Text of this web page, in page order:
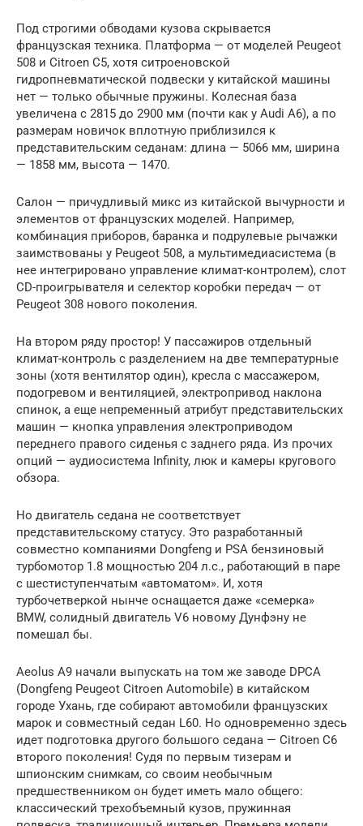
Под строгими обводами кузова скрывается
французская техника. Платформа — от моделей Peugeot
508 и Citroen C5, хотя ситроеновской
гидропневматической подвески у китайской машины
нет — только обычные пружины. Колесная база
увеличена с 2815 до 2900 мм (почти как у Audi A6), а по
размерам новичок вплотную приблизился к
представительским седанам: длина — 5066 мм, ширина
— 1858 мм, высота — 1470.
Салон — причудливый микс из китайской вычурности и
элементов от французских моделей. Например,
комбинация приборов, баранка и подрулевые рычажки
заимствованы у Peugeot 508, а мультимедиасистема (в
нее интегрировано управление климат-контролем), слот
CD-проигрывателя и селектор коробки передач — от
Peugeot 308 нового поколения.
На втором ряду простор! У пассажиров отдельный
климат-контроль с разделением на две температурные
зоны (хотя вентилятор один), кресла с массажером,
подогревом и вентиляцией, электропривод наклона
спинок, а еще непременный атрибут представительских
машин — кнопка управления электроприводом
переднего правого сиденья с заднего ряда. Из прочих
опций — аудиосистема Infinity, люк и камеры кругового
обзора.
Но двигатель седана не соответствует
представительскому статусу. Это разработанный
совместно компаниями Dongfeng и PSA бензиновый
турбомотор 1.8 мощностью 204 л.с., работающий в паре
с шестиступенчатым «автоматом». И, хотя
турбочетверкой нынче оснащается даже «семерка»
BMW, солидный двигатель V6 новому Дунфэну не
помешал бы.
Aeolus A9 начали выпускать на том же заводе DPCA
(Dongfeng Peugeot Citroen Automobile) в китайском
городе Ухань, где собирают автомобили французских
марок и совместный седан L60. Но одновременно здесь
идет подготовка другого большого седана — Citroen C6
второго поколения! Судя по первым тизерам и
шпионским снимкам, со своим необычным
предшественником он будет иметь мало общего:
классический трехобъемный кузов, пружинная